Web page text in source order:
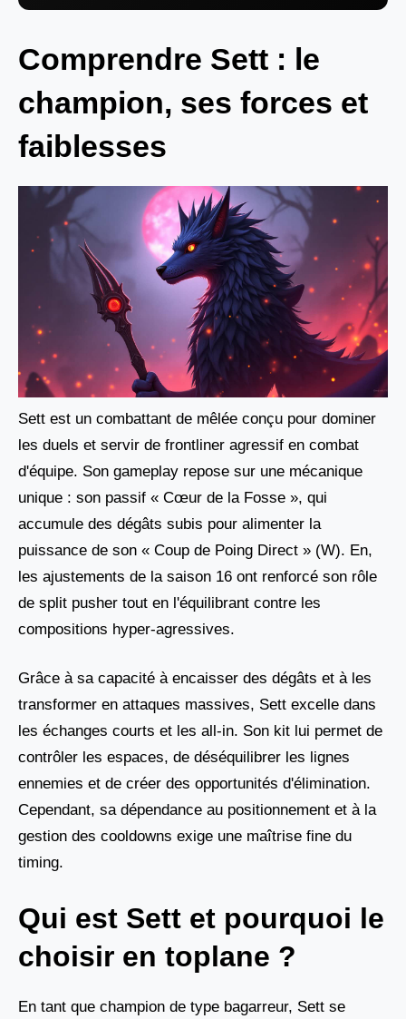
Comprendre Sett : le
champion, ses forces et
faiblesses
Sett est un combattant de mêlée conçu pour dominer
les duels et servir de frontliner agressif en combat
d'équipe. Son gameplay repose sur une mécanique
unique : son passif « Cœur de la Fosse », qui
accumule des dégâts subis pour alimenter la
puissance de son « Coup de Poing Direct » (W). En,
les ajustements de la saison 16 ont renforcé son rôle
de split pusher tout en l'équilibrant contre les
compositions hyper-agressives.
Grâce à sa capacité à encaisser des dégâts et à les
transformer en attaques massives, Sett excelle dans
les échanges courts et les all-in. Son kit lui permet de
contrôler les espaces, de déséquilibrer les lignes
ennemies et de créer des opportunités d'élimination.
Cependant, sa dépendance au positionnement et à la
gestion des cooldowns exige une maîtrise fine du
timing.
Qui est Sett et pourquoi le
choisir en toplane ?
En tant que champion de type bagarreur, Sett se